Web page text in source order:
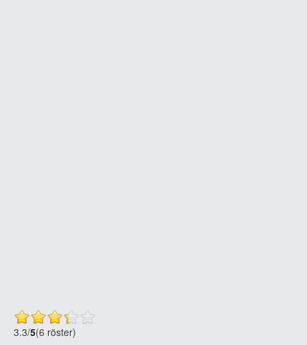
3.3/5(6 röster)